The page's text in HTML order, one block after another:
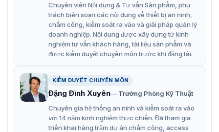
liên tục và ổn định.
Khoảng cách điểm ảnh chỉ 3.90625 mm, màn hình
mang lại độ phân giải cao 128 × 128, tạo ra hình ảnh
sắc nét và chân thực.
ngang và chiều dọc.
Đã hoàn thành chứng chỉ TUV-CE/ROHS/CB.
Chuyên viên Nội dung & Tư vấn Sản phẩm, phụ
trách biên soạn các nội dung về thiết bị an ninh,
chấm công, kiểm soát ra vào và giải pháp quản lý
doanh nghiệp. Nội dung được xây dựng từ kinh
nghiệm tư vấn khách hàng, tài liệu sản phẩm và
được kiểm duyệt chuyên môn trước khi đăng tải.
KIỂM DUYỆT CHUYÊN MÔN
Đặng Đình Xuyên
Trưởng Phòng Kỹ Thuật
Chuyên gia hệ thống an ninh và kiểm soát ra vào
với 14 năm kinh nghiệm thực chiến. Đã tham gia
triển khai hàng trăm dự án chấm công, access